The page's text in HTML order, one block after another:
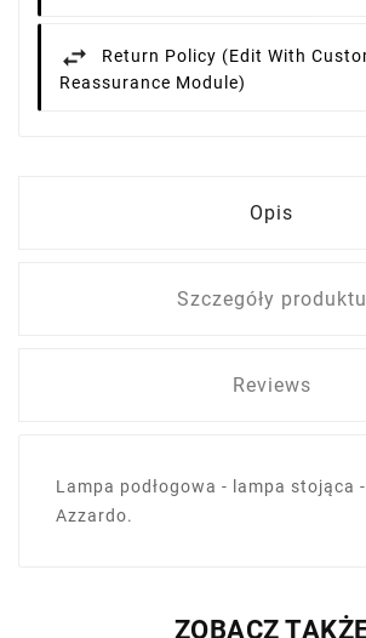
Return Policy (edit With
Reassurance Module)
Opis
Szczegóły produktu
Reviews
Lampa podłogowa - lampa stojąca
Azzardo.
ZOBACZ